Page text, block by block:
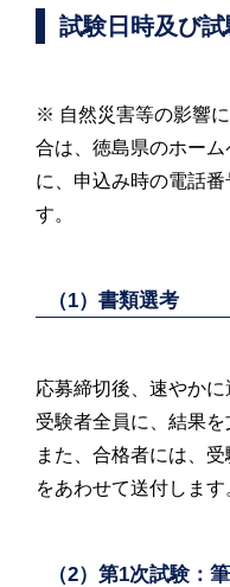
試験日時及び
※ 自然災害等の影響
合は、徳島県のホー
に、申込み時の電話
す。
（1）書類選考
応募締切後、速やか
受験者全員に、結果を
また、合格者には、
をあわせて送付します
（2）第1次試験：